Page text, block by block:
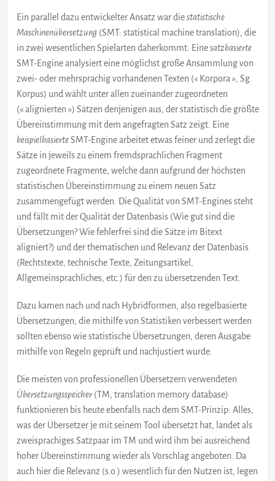
Ein parallel dazu entwickelter Ansatz war diestatistische
Maschinenübersetzung(SMT: statistical machine translation), die
in zwei wesentlichen Spielarten daherkommt: Einesatzbasierte
SMT-Engine analysiert eine möglichst große Ansammlung von
zwei- oder mehrsprachig vorhandenen Texten (« Korpora », Sg.
Korpus) und wählt unter allen zueinander zugeordneten
(« alignierten ») Sätzen denjenigen aus, der statistisch die größte
Übereinstimmung mit dem angefragten Satz zeigt. Eine
beispielbasierteSMT-Engine arbeitet etwas feiner und zerlegt die
Sätze in jeweils zu einem fremdsprachlichen Fragment
zugeordnete Fragmente, welche dann aufgrund der höchsten
statistischen Übereinstimmung zu einem neuen Satz
zusammengefügt werden. Die Qualität von SMT-Engines steht
und fällt mit der Qualität der Datenbasis (Wie gut sind die
Übersetzungen? Wie fehlerfrei sind die Sätze im Bitext
aligniert?) und der thematischen und Relevanz der Datenbasis
(Rechtstexte, technische Texte, Zeitungsartikel,
Allgemeinsprachliches, etc.) für den zu übersetzenden Text.
Dazu kamen nach und nach Hybridformen, also regelbasierte
Übersetzungen, die mithilfe von Statistiken verbessert werden
sollten ebenso wie statistische Übersetzungen, deren Ausgabe
mithilfe von Regeln geprüft und nachjustiert wurde.
Die meisten von professionellen Übersetzern verwendeten
Übersetzungsspeicher(TM; translation memory database)
funktionieren bis heute ebenfalls nach dem SMT-Prinzip: Alles,
was der Übersetzer je mit seinem Tool übersetzt hat, landet als
zweisprachiges Satzpaar im TM und wird ihm bei ausreichend
hoher Übereinstimmung wieder als Vorschlag angeboten. Da
auch hier die Relevanz (s.o.) wesentlich für den Nutzen ist, legen